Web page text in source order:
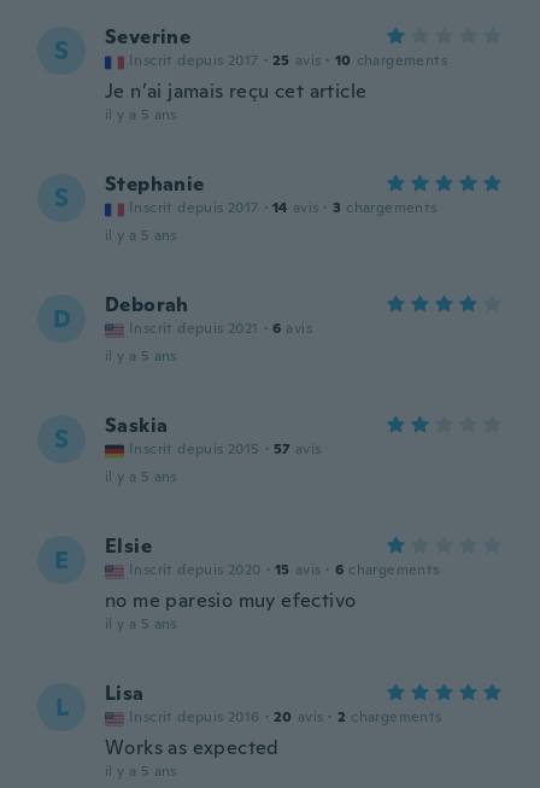
S Severine
Inscrit depuis 2017 · 25 avis · 10 chargements
Je n’ai jamais reçu cet article
il y a 5 ans
S Stephanie
Inscrit depuis 2017 · 14 avis · 3 chargements
il y a 5 ans
D Deborah
Inscrit depuis 2021 · 6 avis
il y a 5 ans
S Saskia
Inscrit depuis 2015 · 57 avis
il y a 5 ans
E Elsie
Inscrit depuis 2020 · 15 avis · 6 chargements
no me paresio muy efectivo
il y a 5 ans
L Lisa
Inscrit depuis 2016 · 20 avis · 2 chargements
Works as expected
il y a 5 ans